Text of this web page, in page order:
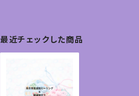
最近チェックした商品